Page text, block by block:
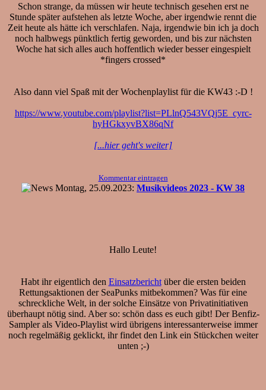
Schon strange, da müssen wir heute technisch gesehen erst ne
Stunde später aufstehen als letzte Woche, aber irgendwie rennt die
Zeit heute als hätte ich verschlafen. Naja, irgendwie bin ich ja doch
noch halbwegs pünktlich fertig geworden, und bis zur nächsten
Woche hat sich alles auch hoffentlich wieder besser eingespielt
*fingers crossed*
Also dann viel Spaß mit der Wochenplaylist für die KW43 :-D !
https://www.youtube.com/playlist?list=PLlnQ543VQj5E_cyrc-
hyHGkxyvBX86qNf
[...hier geht's weiter]
Kommentar eintragen
Montag, 25.09.2023: Musikvideos 2023 - KW 38
Hallo Leute!
Habt ihr eigentlich den Einsatzberichtüber die ersten beiden
Rettungsaktionen der SeaPunks mitbekommen? Was für eine
schreckliche Welt, in der solche Einsätze von Privatinitiativen
überhaupt nötig sind. Aber so: schön dass es euch gibt! Der Benfiz-
Sampler als Video-Playlist wird übrigens interessanterweise immer
noch regelmäßig geklickt, ihr findet den Link ein Stückchen weiter
unten ;-)